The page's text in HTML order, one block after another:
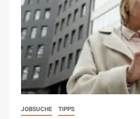
JOBSUCHE TIPPS